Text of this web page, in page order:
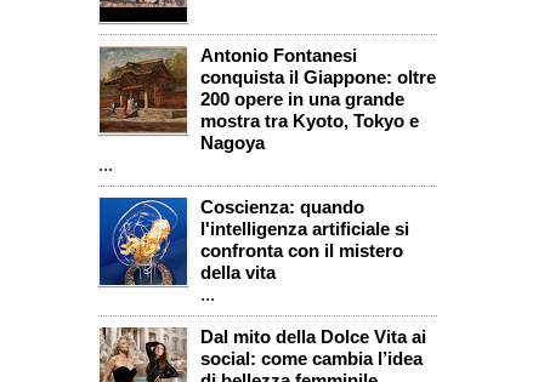
Antonio Fontanesi
conquista il Giappone: oltre
200 opere in una grande
mostra tra Kyoto, Tokyo e
Nagoya
...
Coscienza: quando
l'intelligenza artificiale si
confronta con il mistero
della vita
...
Dal mito della Dolce Vita ai
social: come cambia l’idea